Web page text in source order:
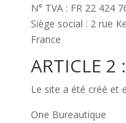
N° TVA : FR 22 424
Siège social : 2 rue
France
ARTICLE
Le site a été créé et
One Bureautique